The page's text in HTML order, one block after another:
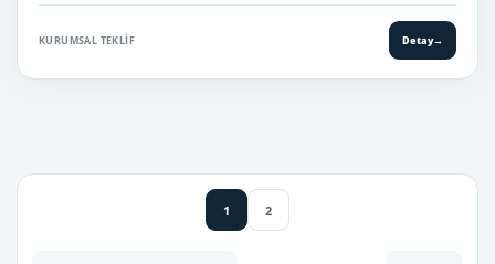
KURUMSAL TEKLIF Detay→
1 2